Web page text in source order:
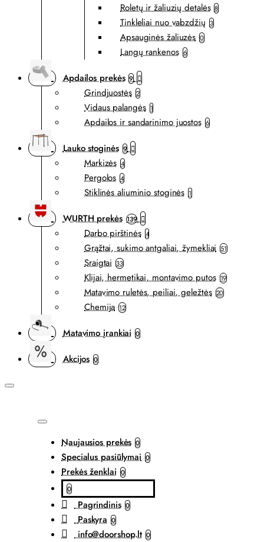
Roletų ir žaliuzių detalės 8
Tinkleliai nuo vabzdžių 3
Apsauginės žaliuzės 0
Langų rankenos 6
Apdailos prekės 9
Grindjuostės 2
Vidaus palangės 1
Apdailos ir sandarinimo juostos 6
Lauko stoginės 9
Markizės 4
Pergolos 4
Stiklinės aliuminio stoginės 1
WURTH prekės 139
Darbo pirštinės 4
Grąžtai, sukimo antgaliai, žymekliai 51
Sraigtai 33
Klijai, hermetikai, montavimo putos 19
Matavimo ruletės, peiliai, geležtės 20
Chemija 12
Matavimo įrankiai 0
Akcijos 0
Naujausios prekės 0
Specialus pasiūlymai 0
Prekės ženklai 0
0
Pagrindinis 0
Paskyra 0
info@doorshop.lt 0